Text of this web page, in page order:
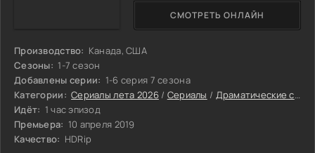
Производство: Канада, США
Сезоны: 1-7 сезон
Добавлены серии: 1-6 серия 7 сезона
Категории: Сериалы лета 2026/ Сериалы / Драматические сериалы
Идёт: 1 час эпизод
Премьера: 10 апреля 2019
Качество: HDRip
СМОТРЕТЬ ОНЛАЙН